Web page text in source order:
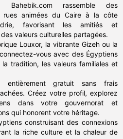
Bahebik.com rassemble des
rues animées du Caire à la côte
favorisant les amitiés et
valeurs culturelles partagées.
Louxor, la vibrante Gizeh ou la
vous avec des Égyptiens
tradition, les valeurs familiales et
entièrement gratuit sans frais
Créez votre profil, explorez
dans votre gouvernorat et
qui honorent votre héritage.
construisant des connexions
la riche culture et la chaleur de